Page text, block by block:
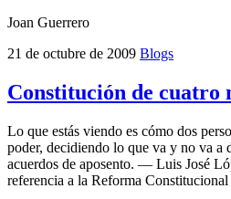
Joan Guerrero
21 de octubre de 2009 Blogs
Constitución de cuatro
Lo que estás viendo es cómo dos
poder, decidiendo lo que va y no va a
acuerdos de aposento. — Luis José
referencia a la Reforma